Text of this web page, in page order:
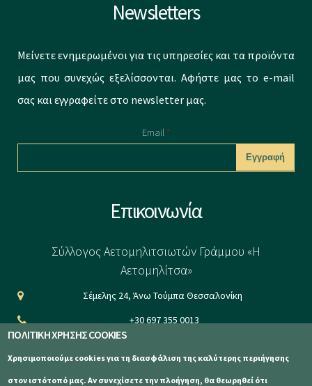
Newsletters
Μείνετε ενημερωμένοι για τις υπηρεσίες και τα προϊόντα
μας που συνεχώς εξελίσσονται. Αφήστε μας το e-mail
σας και εγγραφείτε στο newsletter μας.
Email *
whether or not
prevent
Επικοινωνία
Σύλλογος Αετομηλιτσιωτών Γράμμου «Η
Αετομηλίτσα»
Σέμελης 24, Άνω Τούμπα Θεσσαλονίκη
+30 697 355 0013
ΠΟΛΙΤΙΚΗ ΧΡΗΣΗΣ COOKIES
Χρησιμοποιούμε cookies για τη διασφάλιση της καλύτερης περιήγησης
στον ιστότοπό μας. Αν συνεχίσετε την πλοήγηση, θα θεωρηθεί ότι